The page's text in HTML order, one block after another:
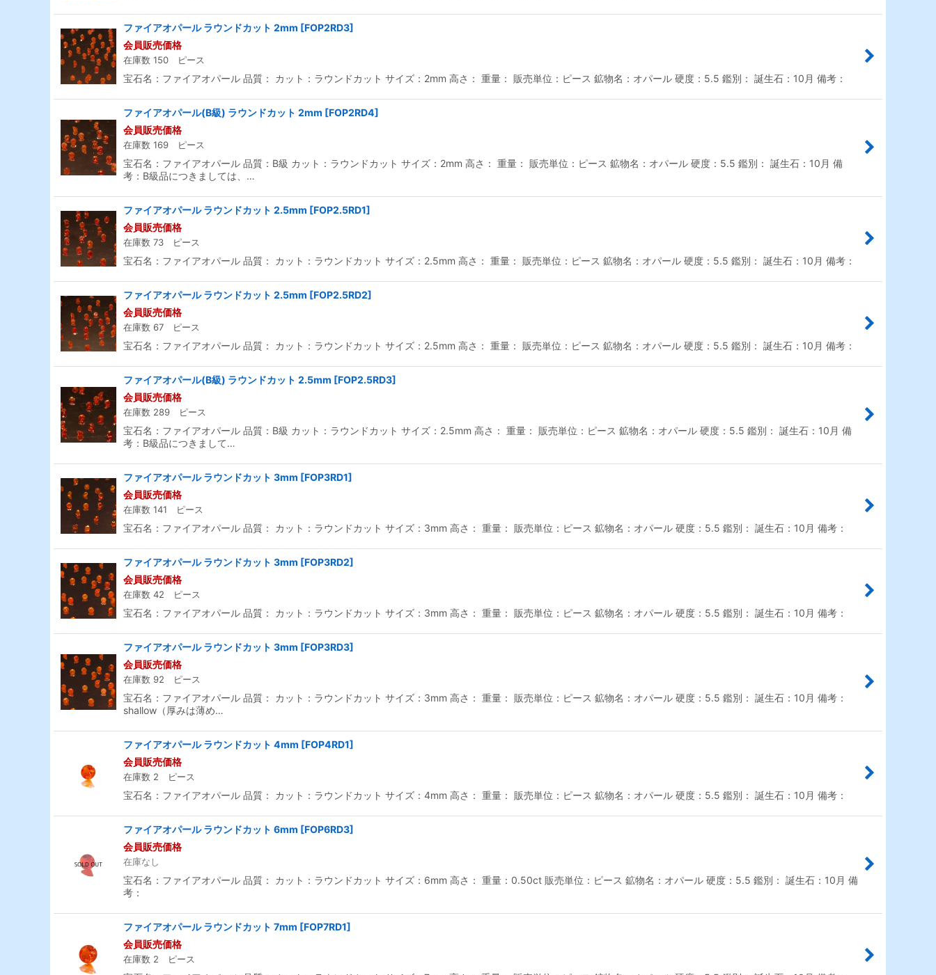
ファイアオパール ラウンドカット 2mm [FOP2RD3]
会員販売価格
在庫数 150 ピース
宝石名：ファイアオパール 品質： カット：ラウンドカット サイズ：2mm 高さ： 重量： 販売単位：ピース 鉱物名：オパール 硬度：5.5 鑑別： 誕生石：10月 備考：
ファイアオパール(B級) ラウンドカット 2mm [FOP2RD4]
会員販売価格
在庫数 169 ピース
宝石名：ファイアオパール 品質：B級 カット：ラウンドカット サイズ：2mm 高さ： 重量： 販売単位：ピース 鉱物名：オパール 硬度：5.5 鑑別： 誕生石：10月 備
考：B級品につきましては、…
ファイアオパール ラウンドカット 2.5mm [FOP2.5RD1]
会員販売価格
在庫数 73 ピース
宝石名：ファイアオパール 品質： カット：ラウンドカット サイズ：2.5mm 高さ： 重量： 販売単位：ピース 鉱物名：オパール 硬度：5.5 鑑別： 誕生石：10月 備考：
ファイアオパール ラウンドカット 2.5mm [FOP2.5RD2]
会員販売価格
在庫数 67 ピース
宝石名：ファイアオパール 品質： カット：ラウンドカット サイズ：2.5mm 高さ： 重量： 販売単位：ピース 鉱物名：オパール 硬度：5.5 鑑別： 誕生石：10月 備考：
ファイアオパール(B級) ラウンドカット 2.5mm [FOP2.5RD3]
会員販売価格
在庫数 289 ピース
宝石名：ファイアオパール 品質：B級 カット：ラウンドカット サイズ：2.5mm 高さ： 重量： 販売単位：ピース 鉱物名：オパール 硬度：5.5 鑑別： 誕生石：10月 備
考：B級品につきまして…
ファイアオパール ラウンドカット 3mm [FOP3RD1]
会員販売価格
在庫数 141 ピース
宝石名：ファイアオパール 品質： カット：ラウンドカット サイズ：3mm 高さ： 重量： 販売単位：ピース 鉱物名：オパール 硬度：5.5 鑑別： 誕生石：10月 備考：
ファイアオパール ラウンドカット 3mm [FOP3RD2]
会員販売価格
在庫数 42 ピース
宝石名：ファイアオパール 品質： カット：ラウンドカット サイズ：3mm 高さ： 重量： 販売単位：ピース 鉱物名：オパール 硬度：5.5 鑑別： 誕生石：10月 備考：
ファイアオパール ラウンドカット 3mm [FOP3RD3]
会員販売価格
在庫数 92 ピース
宝石名：ファイアオパール 品質： カット：ラウンドカット サイズ：3mm 高さ： 重量： 販売単位：ピース 鉱物名：オパール 硬度：5.5 鑑別： 誕生石：10月 備考：
shallow（厚みは薄め…
ファイアオパール ラウンドカット 4mm [FOP4RD1]
会員販売価格
在庫数 2 ピース
宝石名：ファイアオパール 品質： カット：ラウンドカット サイズ：4mm 高さ： 重量： 販売単位：ピース 鉱物名：オパール 硬度：5.5 鑑別： 誕生石：10月 備考：
ファイアオパール ラウンドカット 6mm [FOP6RD3]
会員販売価格
在庫なし
宝石名：ファイアオパール 品質： カット：ラウンドカット サイズ：6mm 高さ： 重量：0.50ct 販売単位：ピース 鉱物名：オパール 硬度：5.5 鑑別： 誕生石：10月 備
考：
ファイアオパール ラウンドカット 7mm [FOP7RD1]
会員販売価格
在庫数 2 ピース